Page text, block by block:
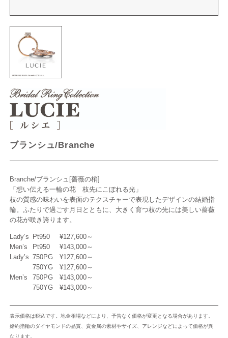
ブランシュ/Branche
Branche/ブランシュ[薔薇の梢]
「想い伝える一輪の花 枝先にこぼれる光」
枝の質感の味わいを表面のテクスチャーで表現したデザインの結婚指
輪。ふたりで過ごす月日とともに、大きく育つ枝の先には美しい薔薇
の花が咲き誇ります。
Lady’s Pt950
¥127,600～
Men’s
Pt950
¥143,000～
Lady’s 750PG
¥127,600～
750YG
¥127,600～
Men’s
750PG
¥143,000～
750YG
¥143,000～
表示価格は税込です。地金相場などにより、予告なく価格が変更となる場合があります。
婚約指輪のダイヤモンドの品質、貴金属の素材やサイズ、アレンジなどによって価格が異
なります。